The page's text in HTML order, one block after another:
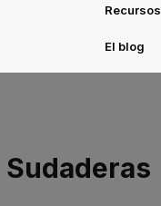
Recursos
El blog
Sudaderas